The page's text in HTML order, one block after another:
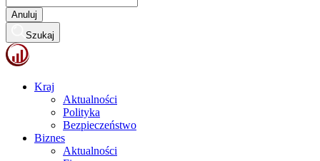
Anuluj
Szukaj
Kraj
Aktualności
Polityka
Bezpieczeństwo
Biznes
Aktualności